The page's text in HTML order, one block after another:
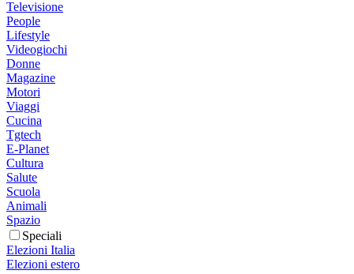
Televisione
People
Lifestyle
Videogiochi
Donne
Magazine
Motori
Viaggi
Cucina
Tgtech
E-Planet
Cultura
Salute
Scuola
Animali
Spazio
Speciali
Elezioni Italia
Elezioni estero